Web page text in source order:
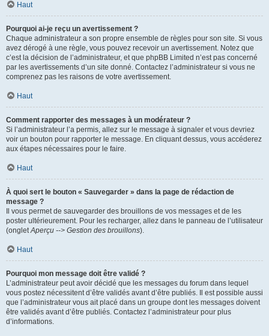
Haut
Pourquoi ai-je reçu un avertissement ?
Chaque administrateur a son propre ensemble de règles pour son site. Si vous
avez dérogé à une règle, vous pouvez recevoir un avertissement. Notez que
c’est la décision de l’administrateur, et que phpBB Limited n’est pas concerné
par les avertissements d’un site donné. Contactez l’administrateur si vous ne
comprenez pas les raisons de votre avertissement.
Haut
Comment rapporter des messages à un modérateur ?
Si l’administrateur l’a permis, allez sur le message à signaler et vous devriez
voir un bouton pour rapporter le message. En cliquant dessus, vous accéderez
aux étapes nécessaires pour le faire.
Haut
À quoi sert le bouton « Sauvegarder » dans la page de rédaction de
message ?
Il vous permet de sauvegarder des brouillons de vos messages et de les
poster ultérieurement. Pour les recharger, allez dans le panneau de l’utilisateur
(ongletAperçu --> Gestion des brouillons).
Haut
Pourquoi mon message doit être validé ?
L’administrateur peut avoir décidé que les messages du forum dans lequel
vous postez nécessitent d’être validés avant d’être publiés. Il est possible aussi
que l’administrateur vous ait placé dans un groupe dont les messages doivent
être validés avant d’être publiés. Contactez l’administrateur pour plus
d’informations.